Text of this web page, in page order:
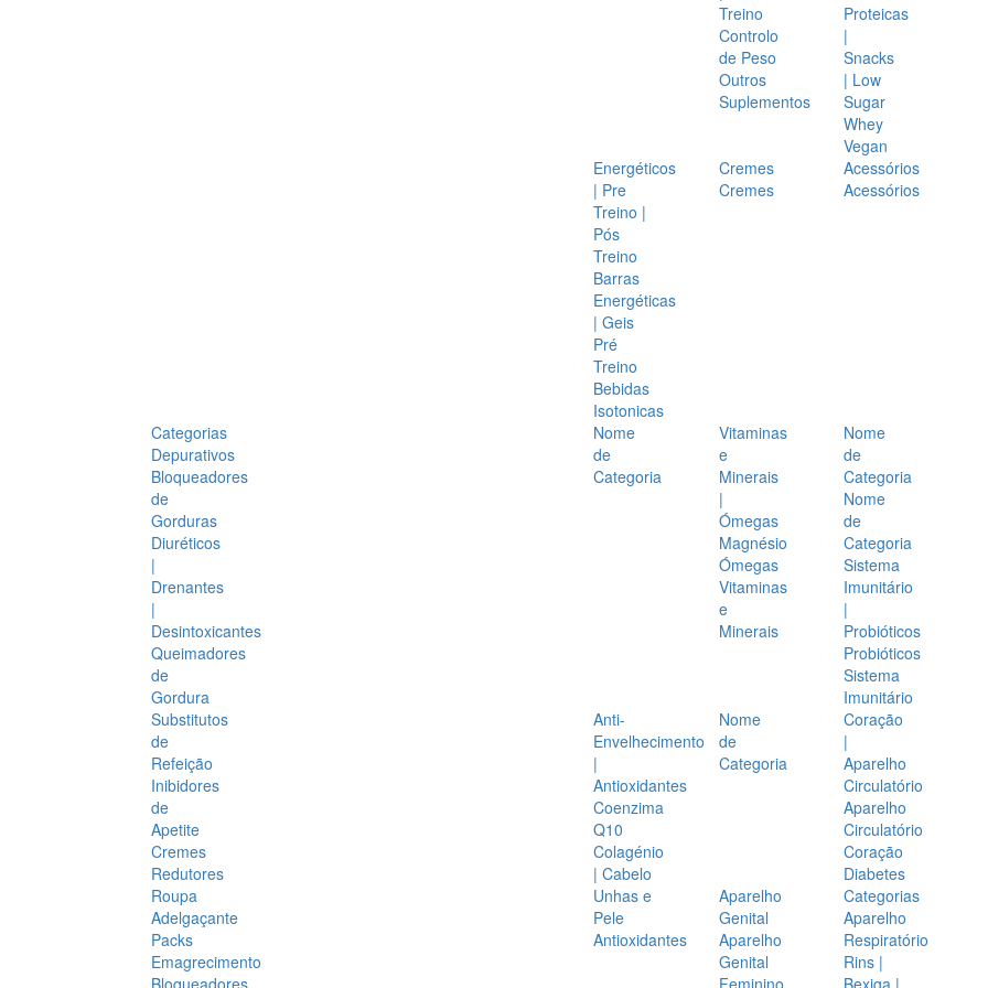
Treino
Controlo
de Peso
Outros
Suplementos
Proteicas
|
Snacks
| Low
Sugar
Whey
Vegan
Energéticos
| Pre
Treino |
Pós
Treino
Barras
Energéticas
| Geis
Pré
Treino
Bebidas
Isotonicas
Cremes
Cremes
Acessórios
Acessórios
Categorias
Depurativos
Bloqueadores
de
Gorduras
Diuréticos
|
Drenantes
|
Desintoxicantes
Queimadores
de
Gordura
Substitutos
de
Refeição
Inibidores
de
Apetite
Cremes
Redutores
Roupa
Adelgaçante
Packs
Emagrecimento
Bloqueadores
Nome
de
Categoria
Vitaminas
e
Minerais
|
Ómegas
Magnésio
Ómegas
Vitaminas
e
Minerais
Nome
de
Categoria
Nome
de
Categoria
Sistema
Imunitário
|
Probióticos
Probióticos
Sistema
Imunitário
Anti-
Envelhecimento
|
Antioxidantes
Coenzima
Q10
Colagénio
| Cabelo
Unhas e
Pele
Antioxidantes
Nome
de
Categoria
Coração
|
Aparelho
Circulatório
Aparelho
Circulatório
Coração
Diabetes
Aparelho
Genital
Aparelho
Genital
Feminino
Categorias
Aparelho
Respiratório
Rins |
Bexiga |